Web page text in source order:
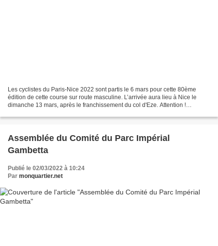
Les cyclistes du Paris-Nice 2022 sont partis le 6 mars pour cette 80ème
édition de cette course sur route masculine. L’arrivée aura lieu à Nice le
dimanche 13 mars, après le franchissement du col d'Eze. Attention !
Assemblée du Comité du Parc Impérial
Gambetta
Publié le 02/03/2022 à 10:24
Par monquartier.net